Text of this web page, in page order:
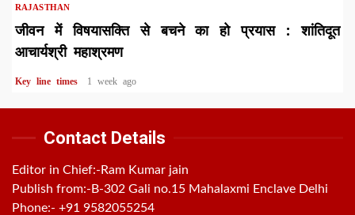
RAJASTHAN
जीवन में विषयासक्ति से बचने का हो प्रयास : शांतिदूत
आचार्यश्री महाश्रमण
Key line times 1 week ago
Contact Details
Editor in Chief:-Ram Kumar jain
Publish from:- B-302 Gali no.15 Mahalaxmi Enclave Delhi
Phone:- +91 9582055254